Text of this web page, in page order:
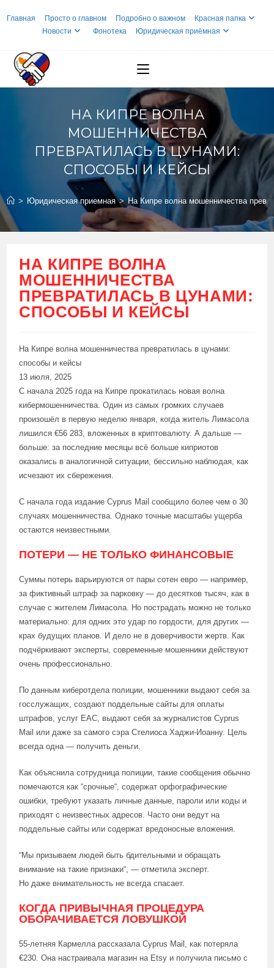
Главная Просто о главном Подробно о важном
Красная папка
Новости
Фонотека Юридическая приёмная
НА КИПРЕ ВОЛНА
МОШЕННИЧЕСТВА
ПРЕВРАТИЛАСЬ В ЦУНАМИ:
СПОСОБЫ И КЕЙСЫ
> Юридическая приемная > На Кипре волна мошенничества
НА КИПРЕ ВОЛНА
МОШЕННИЧЕСТВА
ПРЕВРАТИЛАСЬ В ЦУНАМИ:
СПОСОБЫ И КЕЙСЫ
На Кипре волна мошенничества превратилась в цунами:
способы и кейсы
13 июля, 2025
С начала 2025 года на Кипре прокатилась новая волна
кибермошенничества. Один из самых громких случаев
произошёл в первую неделю января, когда житель Лимасола
лишился €56 283, вложенных в криптовалюту. А дальше —
больше: за последние месяцы всё больше киприотов
оказались в аналогичной ситуации, бессильно наблюдая, как
исчезают их сбережения.
С начала года издание Cyprus Mail сообщило более чем о 30
случаях мошенничества. Однако точные масштабы ущерба
остаются неизвестными.
ПОТЕРИ — НЕ ТОЛЬКО ФИНАНСОВЫЕ
Суммы потерь варьируются от пары сотен евро — например,
за фиктивный штраф за парковку — до десятков тысяч, как в
случае с жителем Лимасола. Но пострадать можно не только
материально: для одних это удар по гордости, для других —
крах будущих планов. И дело не в доверчивости жертв. Как
подчёркивают эксперты, современные мошенники действуют
очень профессионально.
По данным киберотдела полиции, мошенники выдают себя за
госслужащих, создают поддельные сайты для оплаты
штрафов, услуг EAC, выдают себя за журналистов Cyprus
Mail или даже за самого сэра Стелиоса Хаджи-Иоанну. Цель
всегда одна — получить деньги.
Как объяснила сотрудница полиции, такие сообщения обычно
помечаются как “срочные“, содержат орфографические
ошибки, требуют указать личные данные, пароли или коды и
приходят с неизвестных адресов. Часто они ведут на
поддельные сайты или содержат вредоносные вложения.
“Мы призываем людей быть бдительными и обращать
внимание на такие признаки“, — отметила эксперт.
Но даже внимательность не всегда спасает.
КОГДА ПРИВЫЧНАЯ ПРОЦЕДУРА
ОБОРАЧИВАЕТСЯ ЛОВУШКОЙ
55-летняя Кармелла рассказала Cyprus Mail, как потеряла
€230. Она настраивала магазин на Etsy и получила письмо с